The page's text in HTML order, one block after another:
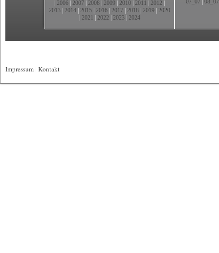
2006 2007 2008 2009 2010 2011 2012
2013 2014 2015 2016 2017 2018 2019 2020
2021 2022 2023| 2024
07_07 08_07
Impressum Kontakt